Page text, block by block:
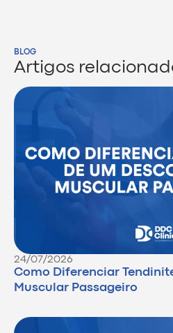
BLOG
Artigos
24/07/2026
Como Diferenciar
Muscular Passageiro